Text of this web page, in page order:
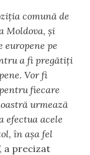
comună de
Moldova, și
pe
a fi pregătiți
Vor fi
fiecare
urmează
efectua acele
în așa fel
a precizat